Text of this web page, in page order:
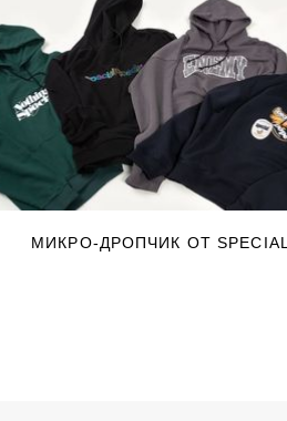
МИКРО-ДРОПЧИК ОТ SPECIAL